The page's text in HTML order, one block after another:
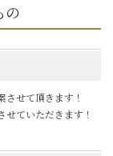
の
せて頂きます！
せていただきます！